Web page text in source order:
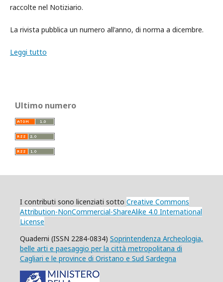
raccolte nel Notiziario.
La rivista pubblica un numero all'anno, di norma a dicembre.
Leggi tutto
Ultimo numero
I contributi sono licenziati sotto Creative Commons
Attribution-NonCommercial-ShareAlike 4.0 International
License
Quaderni (ISSN 2284-0834) Soprintendenza Archeologia,
belle arti e paesaggio per la città metropolitana di
Cagliari e le province di Oristano e Sud Sardegna